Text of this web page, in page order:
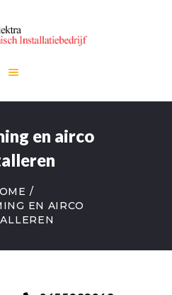
en airco
EN AIRCO